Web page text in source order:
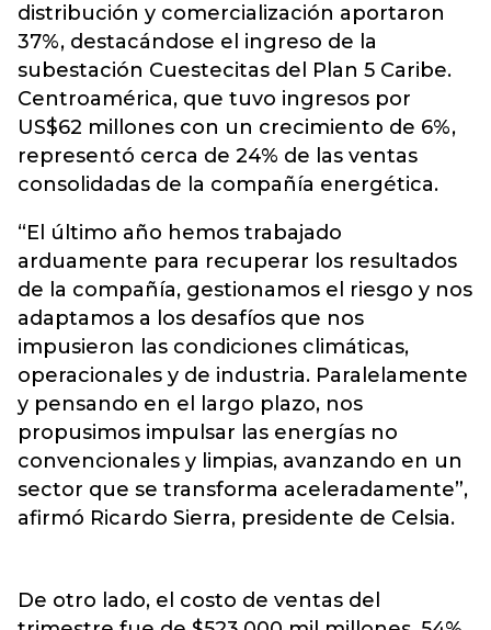
distribución y comercialización aportaron
37%, destacándose el ingreso de la
subestación Cuestecitas del Plan 5 Caribe.
Centroamérica, que tuvo ingresos por
US$62 millones con un crecimiento de 6%,
representó cerca de 24% de las ventas
consolidadas de la compañía energética.
“El último año hemos trabajado
arduamente para recuperar los resultados
de la compañía, gestionamos el riesgo y nos
adaptamos a los desafíos que nos
impusieron las condiciones climáticas,
operacionales y de industria. Paralelamente
y pensando en el largo plazo, nos
propusimos impulsar las energías no
convencionales y limpias, avanzando en un
sector que se transforma aceleradamente”,
afirmó Ricardo Sierra, presidente de Celsia.
De otro lado, el costo de ventas del